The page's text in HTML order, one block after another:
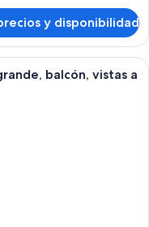
y disponibilidad
de hotel con una cama
balcón, vistas a